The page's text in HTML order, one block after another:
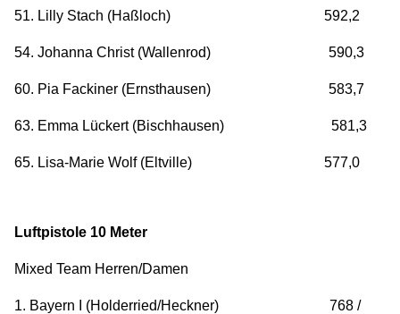
51. Lilly Stach (Haßloch) 592,2
54. Johanna Christ (Wallenrod) 590,3
60. Pia Fackiner (Ernsthausen) 583,7
63. Emma Lückert (Bischhausen) 581,3
65. Lisa-Marie Wolf (Eltville) 577,0
Luftpistole 10 Meter
Mixed Team Herren/Damen
1. Bayern I (Holderried/Heckner) 768 /